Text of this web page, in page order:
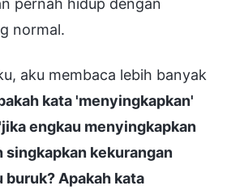
normal.
aku membaca lebih banyak
kata 'menyingkapkan'
engkau menyingkapkan
singkapkan kekurangan
buruk? Apakah kata